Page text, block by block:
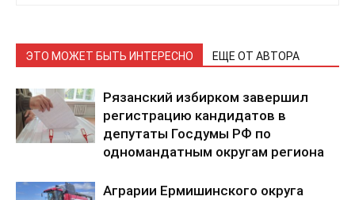
ЭТО МОЖЕТ БЫТЬ ИНТЕРЕСНО ЕЩЕ ОТ АВТОРА
Рязанский избирком завершил
регистрацию кандидатов в
депутаты Госдумы РФ по
одномандатным округам региона
Аграрии Ермишинского округа